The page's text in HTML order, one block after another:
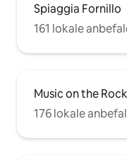
Spiaggia Fornillo
161 lokale
Music on the
176 lokale